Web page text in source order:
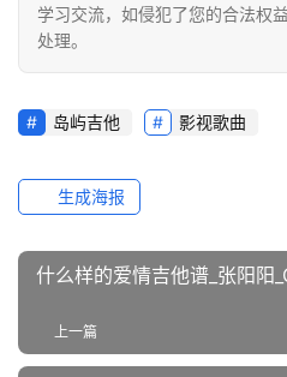
学习交流，如侵犯了您的合法权
处理。
岛屿吉他 影视歌曲
生成海报
什么样的爱情吉他谱_张阳阳
上一篇